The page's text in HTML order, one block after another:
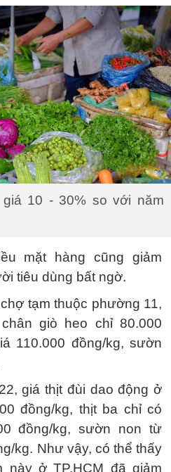
10 - 30% so với năm
mặt hàng cũng giảm
tiêu dùng bất ngờ.
tạm thuộc phường 11,
giò heo chỉ 80.000
110.000 đồng/kg, sườn
giá thịt đùi dao động ở
đồng/kg, thịt ba chỉ có
đồng/kg, sườn non từ
kg. Như vậy, có thể thấy
này ở TP.HCM đã giảm